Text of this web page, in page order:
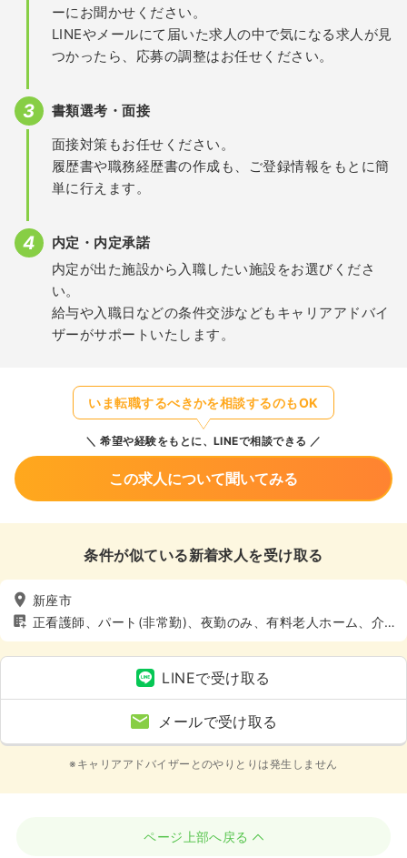
ーにお聞かせください。
LINEやメールにて届いた求人の中で気になる求人が見
つかったら、応募の調整はお任せください。
書類選考・面接
面接対策もお任せください。
履歴書や職務経歴書の作成も、ご登録情報をもとに簡
単に行えます。
内定・内定承諾
内定が出た施設から入職したい施設をお選びくださ
い。
給与や入職日などの条件交渉などもキャリアアドバイ
ザーがサポートいたします。
いま転職するべきかを相談するのもOK
希望や経験をもとに、LINEで相談できる
この求人について聞いてみる
条件が似ている新着求人を受け取る
新座市
正看護師、パート(非常勤)、夜勤のみ、有料老人ホーム、介
護・福祉系
LINEで受け取る
メールで受け取る
※キャリアアドバイザーとのやりとりは発生しません
ページ上部へ戻る